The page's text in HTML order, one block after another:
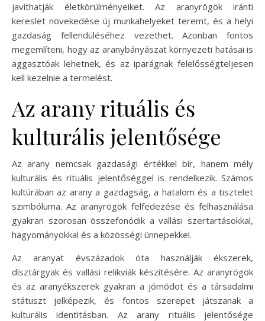
javíthatják életkörülményeiket. Az aranyrögök iránti
kereslet növekedése új munkahelyeket teremt, és a helyi
gazdaság fellendüléséhez vezethet. Azonban fontos
megemlíteni, hogy az aranybányászat környezeti hatásai is
aggasztóak lehetnek, és az iparágnak felelősségteljesen
kell kezelnie a termelést.
Az arany rituális és
kulturális jelentősége
Az arany nemcsak gazdasági értékkel bír, hanem mély
kulturális és rituális jelentőséggel is rendelkezik. Számos
kultúrában az arany a gazdagság, a hatalom és a tisztelet
szimbóluma. Az aranyrögök felfedezése és felhasználása
gyakran szorosan összefonódik a vallási szertartásokkal,
hagyományokkal és a közösségi ünnepekkel.
Az aranyat évszázadok óta használják ékszerek,
dísztárgyak és vallási relikviák készítésére. Az aranyrögök
és az aranyékszerek gyakran a jómódot és a társadalmi
státuszt jelképezik, és fontos szerepet játszanak a
kulturális identitásban. Az arany rituális jelentősége